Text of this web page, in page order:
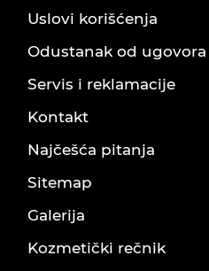
Uslovi korišćenja
Odustanak od ugovora
Servis i reklamacije
Kontakt
Najčešća pitanja
Sitemap
Galerija
Kozmetički rečnik